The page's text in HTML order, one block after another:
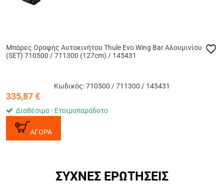
Μπάρες Οροφής Αυτοκινήτου Thule Evo Wing Bar Αλουμινίου
(SET) 710500 / 711300 (127cm) / 145431
Κωδικός: 710500 / 711300 / 145431
335,87€
Διαθέσιμο - Ετοιμοπαράδοτο
ΑΓΟΡΑ
ΣΥΧΝΈΣ ΕΡΩΤΉΣΕΙΣ